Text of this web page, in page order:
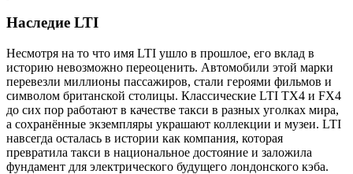
Наследие LTI
Несмотря на то что имя LTI ушло в прошлое, его вклад в
историю невозможно переоценить. Автомобили этой марки
перевезли миллионы пассажиров, стали героями фильмов и
символом британской столицы. Классические LTI TX4 и FX4
до сих пор работают в качестве такси в разных уголках мира,
а сохранённые экземпляры украшают коллекции и музеи. LTI
навсегда осталась в истории как компания, которая
превратила такси в национальное достояние и заложила
фундамент для электрического будущего лондонского кэба.